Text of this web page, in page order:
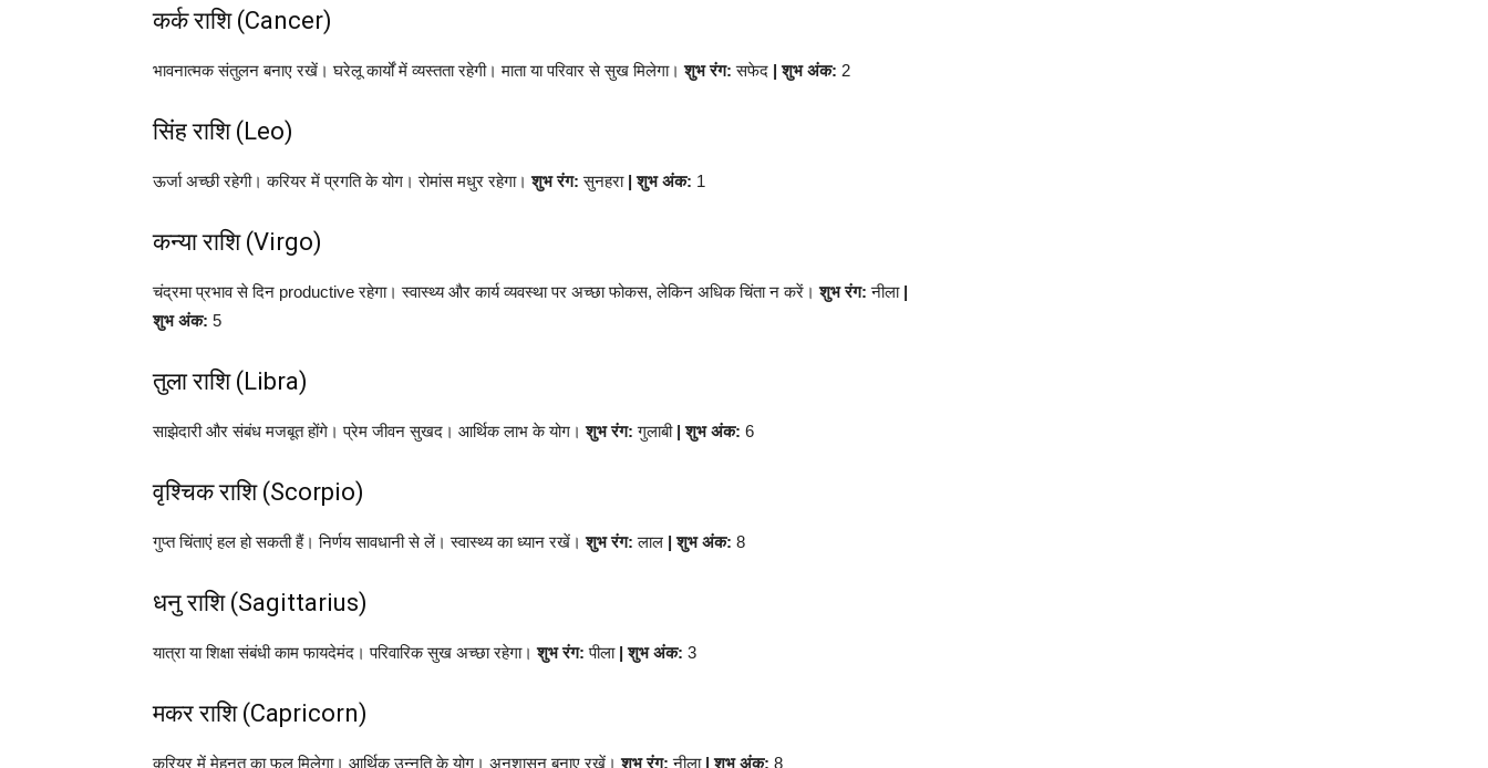
कर्क राशि (Cancer)
भावनात्मक संतुलन बनाए रखें। घरेलू कार्यों में व्यस्तता रहेगी। माता या परिवार से सुख मिलेगा।शुभ रंग: सफेद | शुभ अंक: 2
सिंह राशि (Leo)
ऊर्जा अच्छी रहेगी। करियर में प्रगति के योग। रोमांस मधुर रहेगा।शुभ रंग: सुनहरा | शुभ अंक: 1
कन्या राशि (Virgo)
चंद्रमा प्रभाव से दिन productive रहेगा। स्वास्थ्य और कार्य व्यवस्था पर अच्छा फोकस, लेकिन अधिक चिंता न करें।शुभ रंग: नीला |
शुभ अंक: 5
तुला राशि (Libra)
साझेदारी और संबंध मजबूत होंगे। प्रेम जीवन सुखद। आर्थिक लाभ के योग।शुभ रंग: गुलाबी | शुभ अंक: 6
वृश्चिक राशि (Scorpio)
गुप्त चिंताएं हल हो सकती हैं। निर्णय सावधानी से लें। स्वास्थ्य का ध्यान रखें।शुभ रंग: लाल | शुभ अंक: 8
धनु राशि (Sagittarius)
यात्रा या शिक्षा संबंधी काम फायदेमंद। परिवारिक सुख अच्छा रहेगा।शुभ रंग: पीला | शुभ अंक: 3
मकर राशि (Capricorn)
करियर में मेहनत का फल मिलेगा। आर्थिक उन्नति के योग। अनुशासन बनाए रखें।शुभ रंग: नीला | शुभ अंक: 8